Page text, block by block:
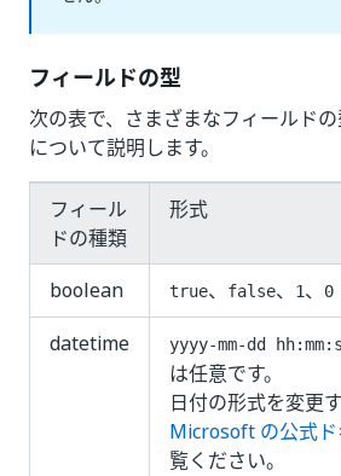
フィールドの型
次の表で、さまざまなフィールド
について説明します。
フィール
ドの種類
形式
boolean true、 false、 1、 0
datetime yyyy-mm-dd
は任意です。
日付の形式を変更
Microsoft の公式ド
覧ください。